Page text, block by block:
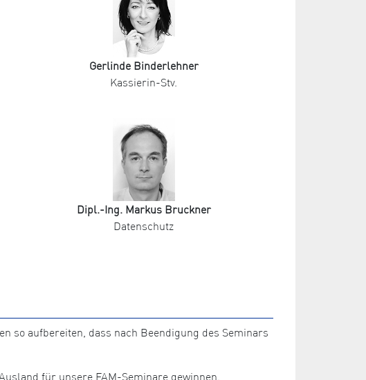
Gerlinde Binderlehner
Kassierin-Stv.
Dipl.-Ing. Markus Bruckner
Datenschutz
so aufbereiten, dass nach Beendigung des Seminars
für unsere FAM-Seminare gewinnen.